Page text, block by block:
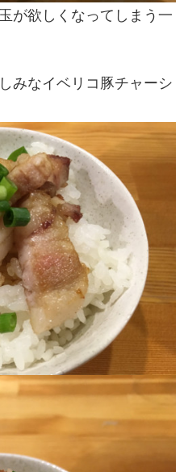
が欲しくなってしまう一
みなイベリコ豚チャーシ